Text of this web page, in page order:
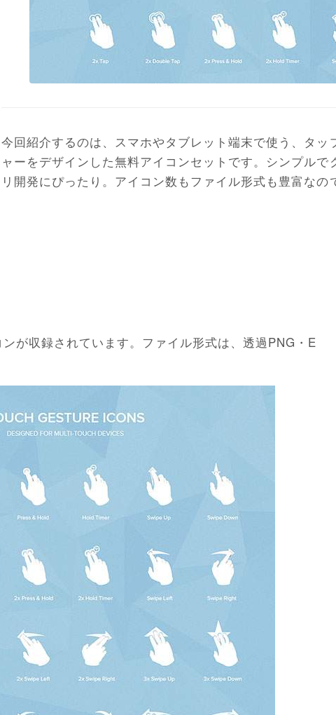
今回紹介するのは、スマホやタブレット端末で使う、タッ
ャーをデザインした無料アイコンセットです。シンプル
リ開発にぴったり。アイコン数もファイル形式も豊富なの
が収録されています。ファイル形式は、透過PNG・E